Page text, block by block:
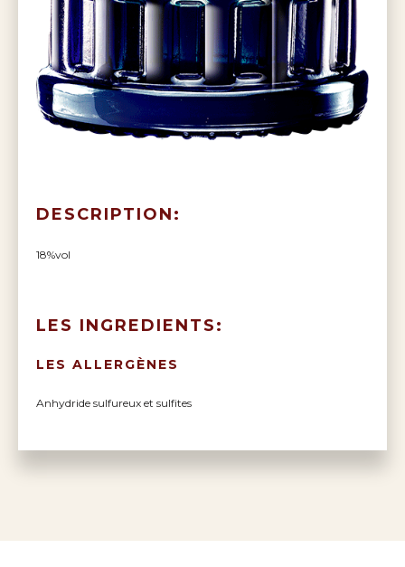
DESCRIPTION:
18%vol
LES INGREDIENTS:
LES ALLERGÈNES
Anhydride sulfureux et sulfites